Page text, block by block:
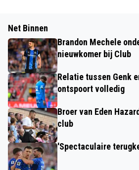
Net Binnen
Brandon Mechele
nieuwkomer bij Club
Relatie tussen Genk
ontspoort volledig
Broer van Eden
club
'Spectaculaire